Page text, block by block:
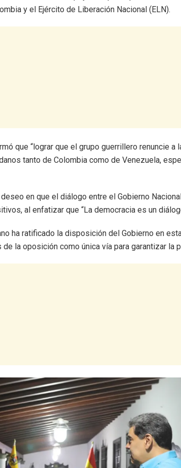
y el Ejército de Liberación Nacional (ELN).
que “lograr que el grupo guerrillero renuncie a
tanto de Colombia como de Venezuela,
en que el diálogo entre el Gobierno
al enfatizar que “La democracia es un
ha ratificado la disposición del Gobierno en
la oposición como única vía para garantizar la